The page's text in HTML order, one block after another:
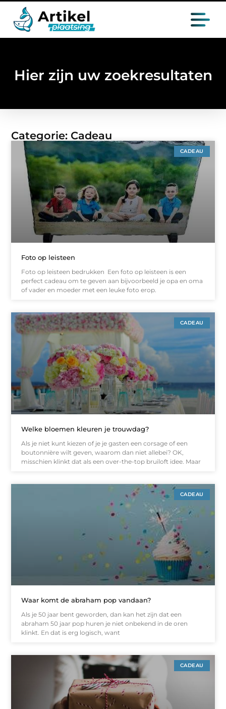
Hier zijn uw zoekresultaten
Categorie: Cadeau
CADEAU
Foto op leisteen
Foto op leisteen bedrukken Een foto op leisteen is een
perfect cadeau om te geven aan bijvoorbeeld je opa en oma
of vader en moeder met een leuke foto erop.
CADEAU
Welke bloemen kleuren je trouwdag?
Als je niet kunt kiezen of je je gasten een corsage of een
boutonnière wilt geven, waarom dan niet allebei? OK,
misschien klinkt dat als een over-the-top bruiloft idee. Maar
CADEAU
Waar komt de abraham pop vandaan?
Als je 50 jaar bent geworden, dan kan het zijn dat een
abraham 50 jaar pop huren je niet onbekend in de oren
klinkt. En dat is erg logisch, want
CADEAU